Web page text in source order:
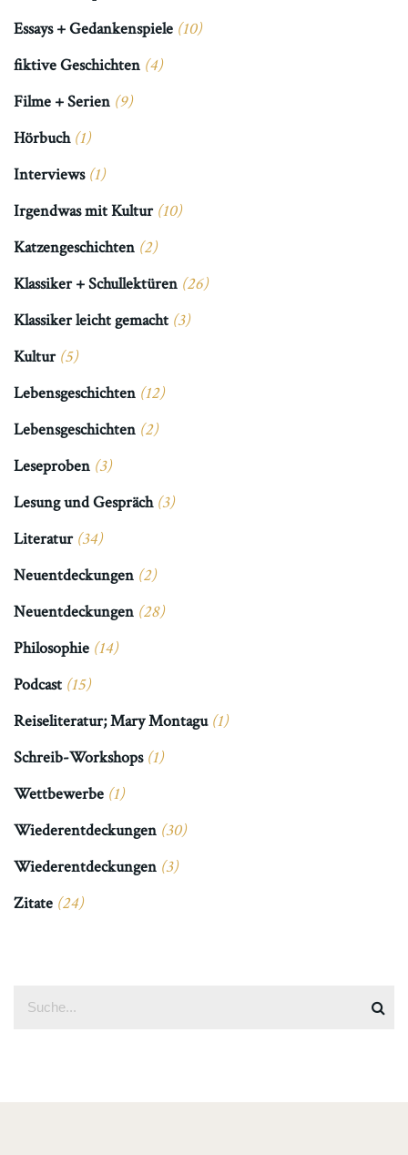
Essays + Gedankenspiele (10)
fiktive Geschichten (4)
Filme + Serien (9)
Hörbuch(1)
Interviews(1)
Irgendwas mit Kultur(10)
Katzengeschichten (2)
Klassiker + Schullektüren (26)
Klassiker leicht gemacht (3)
Kultur(5)
Lebensgeschichten (12)
Lebensgeschichten (2)
Leseproben (3)
Lesung und Gespräch(3)
Literatur(34)
Neuentdeckungen (2)
Neuentdeckungen (28)
Philosophie (14)
Podcast (15)
Reiseliteratur; Mary Montagu(1)
Schreib-Workshops(1)
Wettbewerbe (1)
Wiederentdeckungen (30)
Wiederentdeckungen (3)
Zitate (24)